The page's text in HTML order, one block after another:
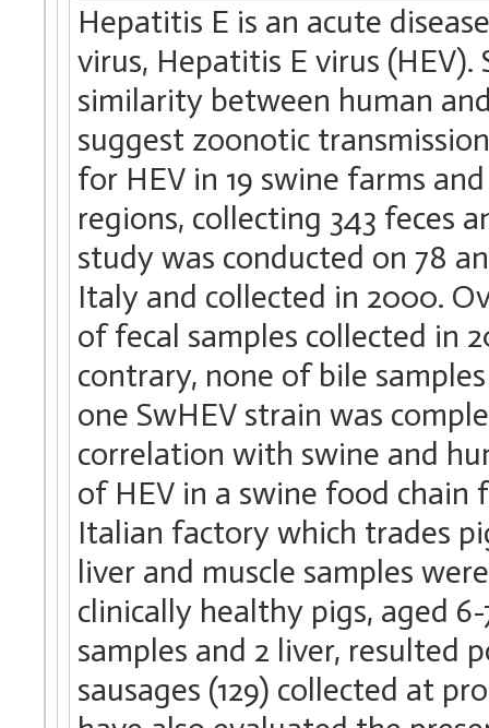
Hepatitis E is an acute
virus, Hepatitis E virus
similarity between human
suggest zoonotic
for HEV in 19 swine farms
regions, collecting 343 feces
study was conducted on 78
Italy and collected in 2000.
of fecal samples collected in
contrary, none of bile
one SwHEV strain was
correlation with swine and
of HEV in a swine food
Italian factory which trades
liver and muscle samples
clinically healthy pigs, aged
samples and 2 liver, resulted
sausages (129) collected at